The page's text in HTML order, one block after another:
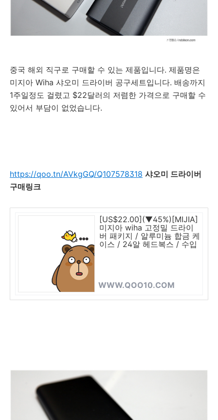
중국 해외 직구로 구매할 수 있는 제품입니다. 제품명은
미지아 Wiha 샤오미 드라이버 공구세트입니다. 배송까지
1주일정도 걸렸고 $22달러의 저렴한 가격으로 구매할 수
있어서 부담이 없었습니다.
https://qoo.tn/AVkgGQ/Q107578318 샤오미 드라이버
구매링크
[US$22.00](▼45%)[MIJIA]
미지아 wiha 고정밀 드라이
버 패키지 / 알루미늄 합금 케
이스 / 24알 헤드복스 / 수입
WWW.QOO10.COM